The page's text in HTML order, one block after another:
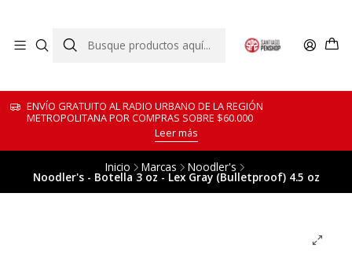
ENVÍO GRATUITO AL RADIO URBANO DE LA REGIÓN
METROPOLITANA POR COMPRAS SOBRE $60.000
Leer más
Inicio Marcas Noodler's
Noodler's - Botella 3 oz - Lex Gray (Bulletproof) 4.5 oz